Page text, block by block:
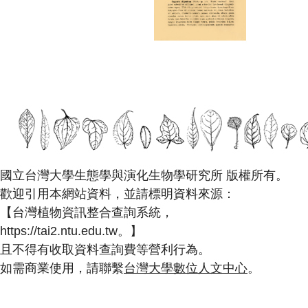
國立台灣大學生態學與演化生物學研究所 版權所有。
歡迎引用本網站資料，並請標明資料來源：
【台灣植物資訊整合查詢系統，
https://tai2.ntu.edu.tw。】
且不得有收取資料查詢費等營利行為。
如需商業使用，請聯繫台灣大學數位人文中心。